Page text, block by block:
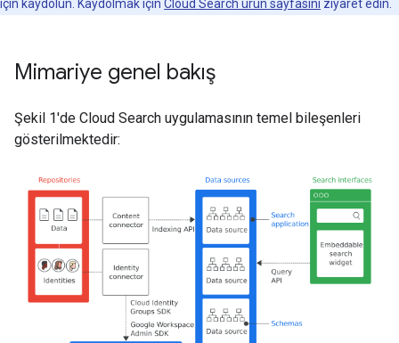
için kaydolun. Kaydolmak için Cloud Search ürün sayfasını ziyaret edin.
Mimariye genel bakış
Şekil 1'de Cloud Search uygulamasının temel bileşenleri
gösterilmektedir: